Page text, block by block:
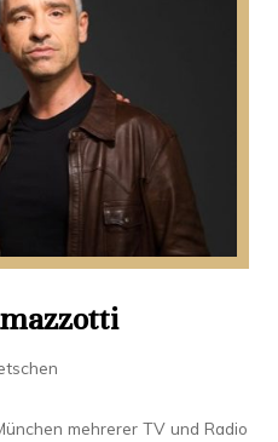
mehrerer TV und Radio